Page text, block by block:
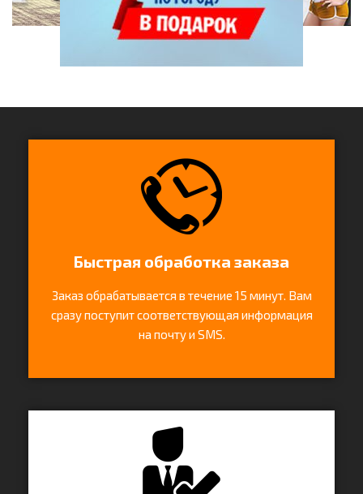
Быстрая обработка заказа
Заказ обрабатывается в течение 15 минут. Вам
сразу поступит соответствующая информация
на почту и SMS.